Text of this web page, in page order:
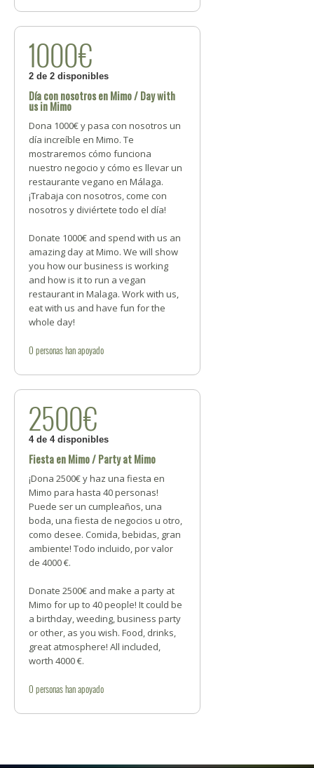
1000€
2 de 2 disponibles
Día con nosotros en Mimo / Day with
us in Mimo
Dona 1000€ y pasa con nosotros un
día increíble en Mimo. Te
mostraremos cómo funciona
nuestro negocio y cómo es llevar un
restaurante vegano en Málaga.
¡Trabaja con nosotros, come con
nosotros y diviértete todo el día!
Donate 1000€ and spend with us an
amazing day at Mimo. We will show
you how our business is working
and how is it to run a vegan
restaurant in Malaga. Work with us,
eat with us and have fun for the
whole day!
0 personashan apoyado
2500€
4 de 4 disponibles
Fiesta en Mimo / Party at Mimo
¡Dona 2500€ y haz una fiesta en
Mimo para hasta 40 personas!
Puede ser un cumpleaños, una
boda, una fiesta de negocios u otro,
como desee. Comida, bebidas, gran
ambiente! Todo incluido, por valor
de 4000 €.
Donate 2500€ and make a party at
Mimo for up to 40 people! It could be
a birthday, weeding, business party
or other, as you wish. Food, drinks,
great atmosphere! All included,
worth 4000 €.
0 personashan apoyado